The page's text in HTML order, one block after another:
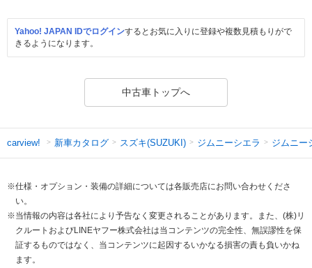
Yahoo! JAPAN IDでログインするとお気に入りに登録や複数見積もりがで
きるようになります。
中古車トップへ
carview! 新車カタログ スズキ(SUZUKI) ジムニーシエラ ジムニー
※仕様・オプション・装備の詳細については各販売店にお問い合わせくださ
い。
※当情報の内容は各社により予告なく変更されることがあります。また、(株)リ
クルートおよびLINEヤフー株式会社は当コンテンツの完全性、無誤謬性を保
証するものではなく、当コンテンツに起因するいかなる損害の責も負いかね
ます。